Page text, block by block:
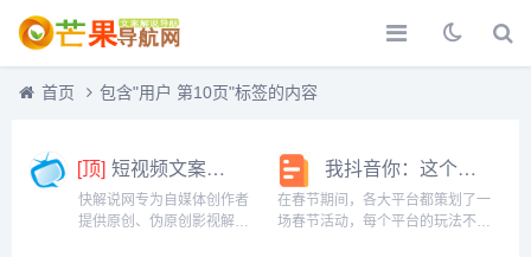
首页 包含"用户 第10页"标签的内容
[顶] 短视频文案解说-快解说网
快解说网专为自媒体创作者
提供原创、伪原创影视解说
我抖音你：这个春节，寻找年味的“密码”
在春节期间，各大平台都策划了一
场春节活动，每个平台的玩法不